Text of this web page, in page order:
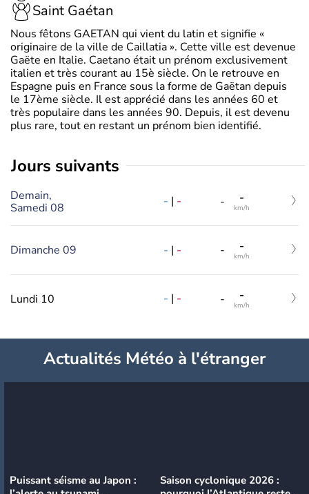
Saint Gaétan
Nous fêtons GAETAN qui vient du latin et signifie «
originaire de la ville de Caillatia ». Cette ville est devenue
Gaëte en Italie. Caetano était un prénom exclusivement
italien et très courant au 15è siècle. On le retrouve en
Espagne puis en France sous la forme de Gaëtan depuis
le 17ème siècle. Il est apprécié dans les années 60 et
très populaire dans les années 90. Depuis, il est devenu
plus rare, tout en restant un prénom bien identifié.
jours suivants
Demain,
Samedi 08
- | - - -
km/h
Dimanche 09 - | - - -
km/h
Lundi 10 - | - - -
km/h
Actualités Météo à l'étranger
Puissant séisme au Japon :
Saison cyclonique 2026 :